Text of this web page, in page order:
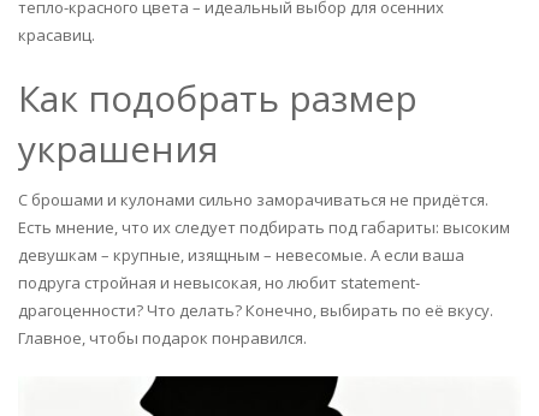
тепло-красного цвета – идеальный выбор для осенних
красавиц.
Как подобрать размер
украшения
С брошами и кулонами сильно заморачиваться не придётся.
Есть мнение, что их следует подбирать под габариты: высоким
девушкам – крупные, изящным – невесомые. А если ваша
подруга стройная и невысокая, но любит statement-
драгоценности? Что делать? Конечно, выбирать по её вкусу.
Главное, чтобы подарок понравился.